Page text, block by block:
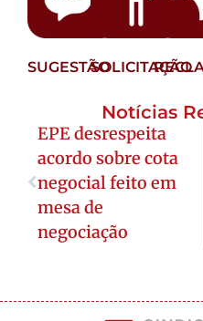
SUGESTÃOSOLICITAÇÃO
Notícias
EPE desrespeita
acordo sobre cota
negocial feito em
mesa de
negociação